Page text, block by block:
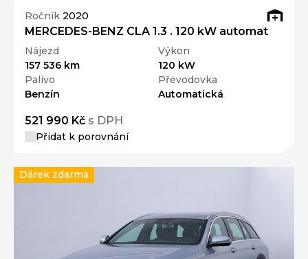
Ročník 2020
MERCEDES-BENZ CLA 1.3 . 120 kW automat
Nájezd
157 536 km
Výkon
120 kW
Palivo
Benzín
Převodovka
Automatická
521 990 Kč s DPH
Přidat k porovnání
Dárek zdarma